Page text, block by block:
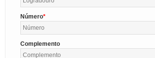
Número
Complemento